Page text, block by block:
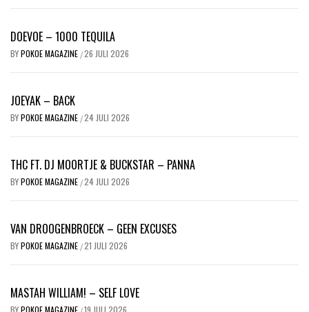
DOEVOE – 1000 TEQUILA
BYPOKOE MAGAZINE /26 JULI 2026
JOEYAK – BACK
BYPOKOE MAGAZINE /24 JULI 2026
THC FT. DJ MOORTJE & BUCKSTAR – PANNA
BYPOKOE MAGAZINE /24 JULI 2026
VAN DROOGENBROECK – GEEN EXCUSES
BYPOKOE MAGAZINE /21 JULI 2026
MASTAH WILLIAM! – SELF LOVE